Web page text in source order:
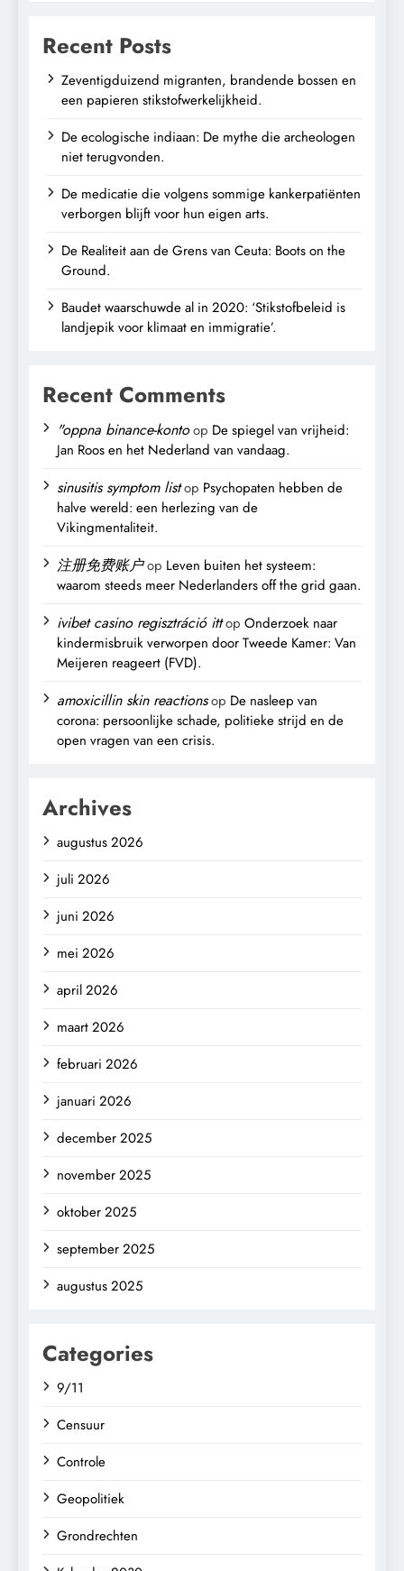
Recent Posts
Zeventigduizend migranten, brandende bossen en
een papieren stikstofwerkelijkheid.
De ecologische indiaan: De mythe die archeologen
niet terugvonden.
De medicatie die volgens sommige kankerpatiënten
verborgen blijft voor hun eigen arts.
De Realiteit aan de Grens van Ceuta: Boots on the
Ground.
Baudet waarschuwde al in 2020: ‘Stikstofbeleid is
landjepik voor klimaat en immigratie’.
Recent Comments
"oppna binance-kontoop De spiegel van vrijheid:
Jan Roos en het Nederland van vandaag.
sinusitis symptom listop Psychopaten hebben de
halve wereld: een herlezing van de
Vikingmentaliteit.
注册免费账户op Leven buiten het systeem:
waarom steeds meer Nederlanders off the grid gaan.
ivibet casino regisztráció ittop Onderzoek naar
kindermisbruik verworpen door Tweede Kamer: Van
Meijeren reageert (FVD).
amoxicillin skin reactionsop De nasleep van
corona: persoonlijke schade, politieke strijd en de
open vragen van een crisis.
Archives
augustus 2026
juli 2026
juni 2026
mei 2026
april 2026
maart 2026
februari 2026
januari 2026
december 2025
november 2025
oktober 2025
september 2025
augustus 2025
Categories
9/11
Censuur
Controle
Geopolitiek
Grondrechten